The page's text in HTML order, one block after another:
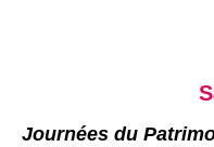
Journées du